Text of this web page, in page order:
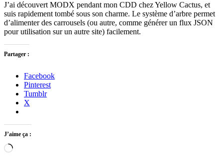
J’ai découvert MODX pendant mon CDD chez Yellow Cactus, et
suis rapidement tombé sous son charme. Le système d’arbre permet
d’alimenter des carrousels (ou autre, comme générer un flux JSON
pour utilisation sur un autre site) facilement.
Partager :
Facebook
Pinterest
Tumblr
X
J’aime ça :
Chargement…